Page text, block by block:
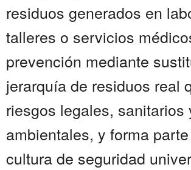
residuos generados en
talleres o servicios
prevención mediante
jerarquía de residuos real
riesgos legales, sanitarios
ambientales, y forma
cultura de seguridad